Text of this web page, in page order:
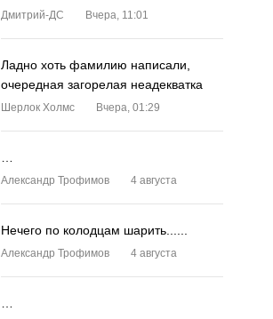
Дмитрий-ДС Вчера, 11:01
Ладно хоть фамилию написали,
очередная загорелая неадекватка
Шерлок Холмс Вчера, 01:29
Александр Трофимов 4 августа
Нечего по колодцам шарить......
Александр Трофимов 4 августа